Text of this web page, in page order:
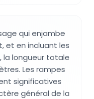
qui enjambe
et en incluant les
la longueur totale
Les rampes
significatives
général de la